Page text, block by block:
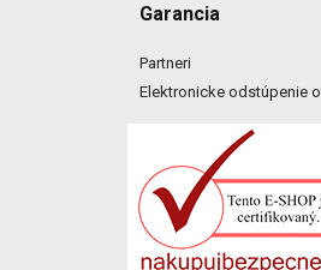
Garancia
Partneri
Elektronicke odstúpenie